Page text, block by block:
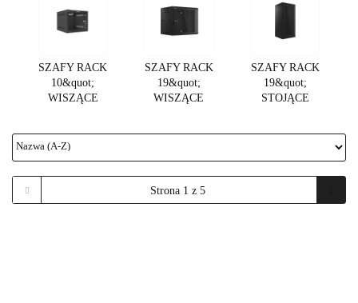
SZAFY RACK
10&quot;
WISZĄCE
SZAFY RACK
19&quot;
WISZĄCE
SZAFY RACK
19&quot;
STOJĄCE